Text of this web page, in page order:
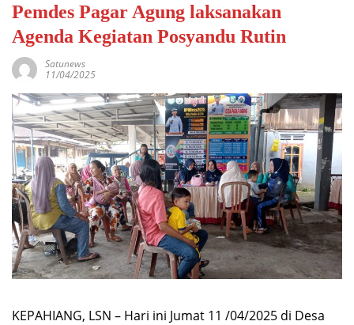
Pemdes Pagar Agung laksanakan
Agenda Kegiatan Posyandu Rutin
Satunews
11/04/2025
KEPAHIANG, LSN – Hari ini Jumat 11 /04/2025 di Desa